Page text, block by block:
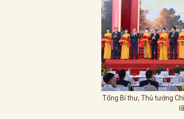
Tổng Bí thư, Thủ tướng